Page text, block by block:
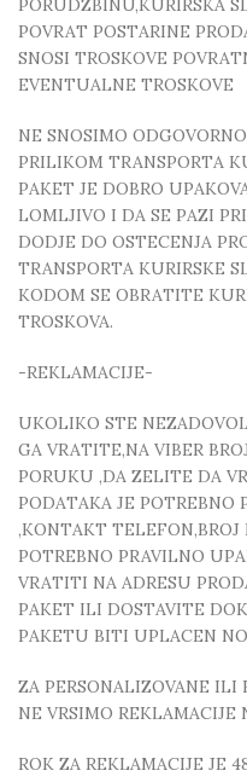
PORUDZBINU,KURIRSKA
POVRAT POSTARINE
SNOSI TROSKOVE
EVENTUALNE TROSKOVE
NE SNOSIMO
PRILIKOM TRANSPORTA
PAKET JE DOBRO
LOMLJIVO I DA SE PAZI
DODJE DO OSTECENJA
TRANSPORTA KURIRSKE
KODOM SE OBRATITE
TROSKOVA.
-REKLAMACIJE-
UKOLIKO STE
GA VRATITE,NA VIBER
PORUKU ,DA ZELITE DA
PODATAKA JE
,KONTAKT TELEFON,BROJ
POTREBNO PRAVILNO
VRATITI NA ADRESU
PAKET ILI DOSTAVITE
PAKETU BITI UPLACEN
ZA PERSONALIZOVANE ILI
NE VRSIMO
ROK ZA REKLAMACIJE JE